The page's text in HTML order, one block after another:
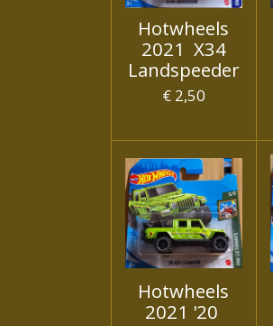
Hotwheels
2021 X34
Landspeeder
€ 2,50
Hotwheels
2021 '20